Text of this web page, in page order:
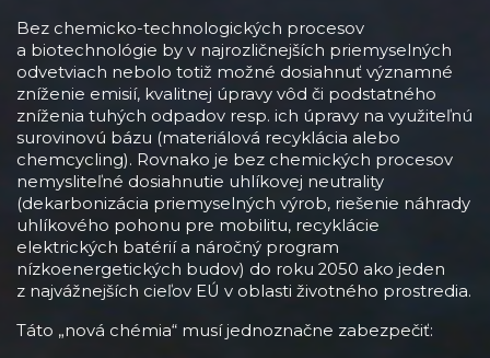
Bez chemicko-technologických procesov
a biotechnológie by v najrozličnejších priemyselných
odvetviach nebolo totiž možné dosiahnuť významné
zníženie emisií, kvalitnej úpravy vôd či podstatného
zníženia tuhých odpadov resp. ich úpravy na využiteľnú
surovinovú bázu (materiálová recyklácia alebo
chemcycling). Rovnako je bez chemických procesov
nemysliteľné dosiahnutie uhlíkovej neutrality
(dekarbonizácia priemyselných výrob, riešenie náhrady
uhlíkového pohonu pre mobilitu, recyklácie
elektrických batérií a náročný program
nízkoenergetických budov) do roku 2050 ako jeden
z najvážnejších cieľov EÚ v oblasti životného prostredia.
Táto „nová chémia“ musí jednoznačne zabezpečiť: